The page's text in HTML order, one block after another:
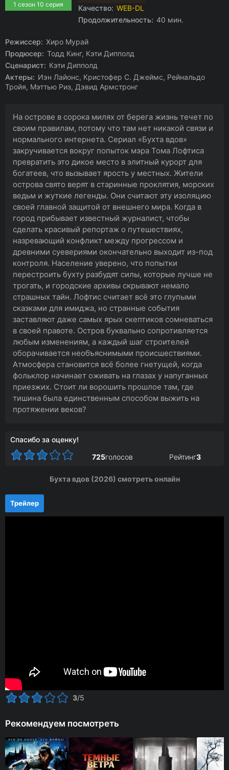
1 сезон 10 серия Качество: WEB-DL
Продолжительность: 40 мин.
Режиссер: Хиро Мурай
Продюсер: Тодд Кинг, Кэти Дипполд
Сценарист: Кэти Дипполд
Актеры: Иэн Лайонс, Кристофер С. Джеймс, Рейнальдо
Тройя, Мэттью Риз, Дэвид Армстронг
На острове в сорока милях от берега жизнь течет по
своим правилам, потому что там нет никакой связи и
нормального интернета. Сериал «Бухта вдов»
закручивается вокруг попыток мэра Тома Лофтиса
превратить это дикое место в элитный курорт для
богатеев, что вызывает ярость у местных. Жители
острова свято верят в старинные проклятия, морских
ведьм и жуткие легенды. Они считают эту изоляцию
своей главной защитой от внешнего мира. Когда в
город прибывает известный журналист, чтобы
сделать красивый репортаж о путешествиях,
назревающий конфликт между прогрессом и
древними суевериями окончательно выходит из-под
контроля. Население уверено, что попытки
перестроить бухту разбудят силы, которые лучше не
трогать, и городские архивы скрывают немало
страшных тайн. Лофтис считает всё это глупыми
сказками для имиджа, но странные события
заставляют даже самых ярых скептиков сомневаться
в своей правоте. Остров буквально сопротивляется
любым изменениям, а каждый шаг строителей
оборачивается необъяснимыми происшествиями.
Атмосфера становится всё более гнетущей, когда
фольклор начинает оживать на глазах у напуганных
приезжих. Стоит ли ворошить прошлое там, где
тишина была единственным способом выжить на
протяжении веков?
Спасибо за оценку!
725голосов Рейтинг3
Бухта вдов (2026) смотреть онлайн
Трейлер
3/5
Рекомендуем посмотреть